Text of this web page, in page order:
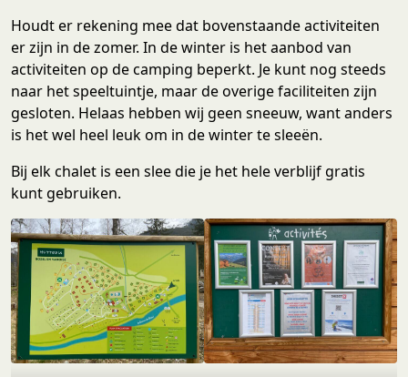
Houdt er rekening mee dat bovenstaande activiteiten
er zijn in de zomer. In de winter is het aanbod van
activiteiten op de camping beperkt. Je kunt nog steeds
naar het speeltuintje, maar de overige faciliteiten zijn
gesloten. Helaas hebben wij geen sneeuw, want anders
is het wel heel leuk om in de winter te sleeën.
Bij elk chalet is een slee die je het hele verblijf gratis
kunt gebruiken.